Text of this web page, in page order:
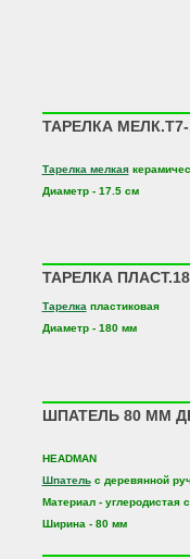
ТАРЕЛКА
Тарелка мелкая
Диаметр - 17.5 см
ТАРЕЛКА
Тарелка пластиковая
Диаметр - 180 мм
ШПАТЕЛЬ 80 ММ
HEADMAN
Шпательс деревянной
Материал - углеродистая
Ширина - 80 мм